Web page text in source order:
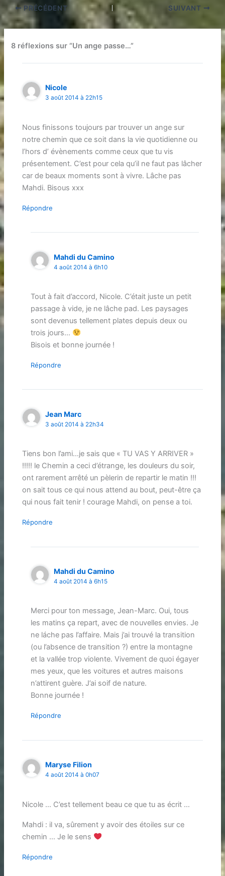
PRÉCÉDENT SUIVANT
8 réflexions sur “Un ange passe…”
Nicole
3 août 2014 à 22h15
Nous finissons toujours par trouver un ange sur
notre chemin que ce soit dans la vie quotidienne ou
l’hors d’ évènements comme ceux que tu vis
présentement. C’est pour cela qu’il ne faut pas lâcher
car de beaux moments sont à vivre. Lâche pas
Mahdi. Bisous xxx
Répondre
Mahdi du Camino
4 août 2014 à 6h10
Tout à fait d’accord, Nicole. C’était juste un petit
passage à vide, je ne lâche pad. Les paysages
sont devenus tellement plates depuis deux ou
trois jours…
Bisois et bonne journée !
Répondre
Jean Marc
3 août 2014 à 22h34
Tiens bon l’ami…je sais que « TU VAS Y ARRIVER »
!!!!! le Chemin a ceci d’étrange, les douleurs du soir,
ont rarement arrêté un pèlerin de repartir le matin !!!
on sait tous ce qui nous attend au bout, peut-être ça
qui nous fait tenir ! courage Mahdi, on pense a toi.
Répondre
Mahdi du Camino
4 août 2014 à 6h15
Merci pour ton message, Jean-Marc. Oui, tous
les matins ça repart, avec de nouvelles envies. Je
ne láche pas l’affaire. Mais j’ai trouvé la transition
(ou l’absence de transition ?) entre la montagne
et la vallée trop violente. Vivement de quoi égayer
mes yeux, que les voitures et autres maisons
n’attirent guère. J’ai soif de nature.
Bonne journée !
Répondre
Maryse Filion
4 août 2014 à 0h07
Nicole … C’est tellement beau ce que tu as écrit …
Mahdi : il va, sûrement y avoir des étoiles sur ce
chemin … Je le sens
Répondre